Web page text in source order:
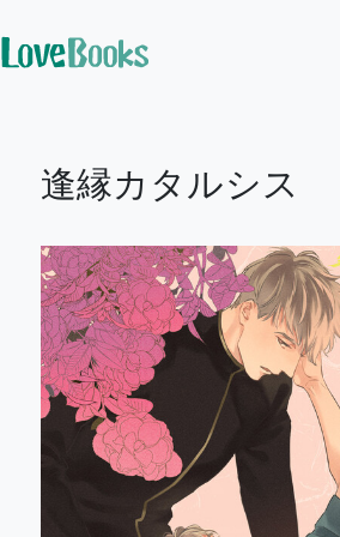
逢縁カタルシス